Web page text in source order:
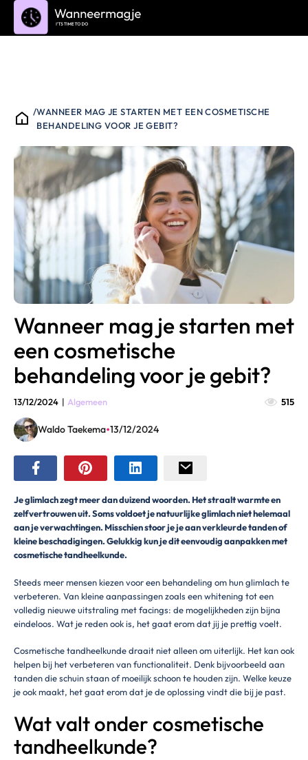
/WANNEER MAG JE STARTEN MET EEN COSMETISCHE
BEHANDELING VOOR JE GEBIT?
Wanneer mag je starten met
een cosmetische
behandeling voor je gebit?
13/12/2024 | Algemeen 515
Waldo Taekema•13/12/2024
Je glimlach zegt meer dan duizend woorden. Het straalt warmte en
zelfvertrouwen uit. Soms voldoet je natuurlijke glimlach niet helemaal
aan je verwachtingen. Misschien stoor je je aan verkleurde tanden of
kleine beschadigingen. Gelukkig kun je dit eenvoudig aanpakken met
cosmetische tandheelkunde.
Steeds meer mensen kiezen voor een behandeling om hun glimlach te
verbeteren. Van kleine aanpassingen zoals een whitening tot een
volledig nieuwe uitstraling met facings: de mogelijkheden zijn bijna
eindeloos. Wat je reden ook is, het gaat erom dat jij je prettig voelt.
Cosmetische tandheelkunde draait niet alleen om uiterlijk. Het kan ook
helpen bij het verbeteren van functionaliteit. Denk bijvoorbeeld aan
tanden die schuin staan of moeilijk schoon te houden zijn. Welke keuze
je ook maakt, het gaat erom dat je de oplossing vindt die bij je past.
Wat valt onder cosmetische
tandheelkunde?